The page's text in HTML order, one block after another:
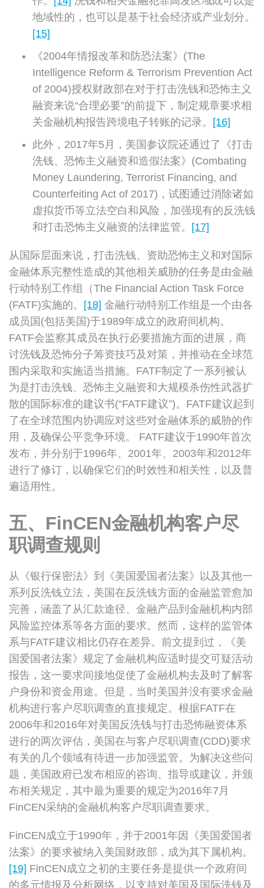
地域性的，也可以是基于社会经济或产业划分。
[15]
《2004年情报改革和防恐法案》(The
Intelligence Reform & Terrorism Prevention Act
of 2004)授权财政部在对于打击洗钱和恐怖主义
融资来说“合理必要”的前提下，制定规章要求相
关金融机构报告跨境电子转账的记录。 [16]
此外，2017年5月，美国参议院还通过了《打击
洗钱、恐怖主义融资和造假法案》(Combating
Money Laundering, Terrorist Financing, and
Counterfeiting Act of 2017)，试图通过消除诸如
虚拟货币等立法空白和风险，加强现有的反洗钱
和打击恐怖主义融资的法律监管。 [17]
从国际层面来说，打击洗钱、资助恐怖主义和对国际
金融体系完整性造成的其他相关威胁的任务是由金融
行动特别工作组（The Financial Action Task Force
(FATF)实施的。 [18] 金融行动特别工作组是一个由各
成员国(包括美国)于1989年成立的政府间机构。
FATF会监察其成员在执行必要措施方面的进展，商
讨洗钱及恐怖分子筹资技巧及对策，并推动在全球范
围内采取和实施适当措施。FATF制定了一系列被认
为是打击洗钱、恐怖主义融资和大规模杀伤性武器扩
散的国际标准的建议书(“FATF建议”)。FATF建议起到
了在全球范围内协调应对这些对金融体系的威胁的作
用，及确保公平竞争环境。 FATF建议于1990年首次
发布，并分别于1996年、2001年、2003年和2012年
进行了修订，以确保它们的时效性和相关性，以及普
遍适用性。
五、FinCEN金融机构客户尽
职调查规则
从《银行保密法》到《美国爱国者法案》以及其他一
系列反洗钱立法，美国在反洗钱方面的金融监管愈加
完善，涵盖了从汇款途径、金融产品到金融机构内部
风险监控体系等各方面的要求。然而，这样的监管体
系与FATF建议相比仍存在差异。前文提到过，《美
国爱国者法案》规定了金融机构应适时提交可疑活动
报告，这一要求间接地促使了金融机构去及时了解客
户身份和资金用途。但是，当时美国并没有要求金融
机构进行客户尽职调查的直接规定。根据FATF在
2006年和2016年对美国反洗钱与打击恐怖融资体系
进行的两次评估，美国在与客户尽职调查(CDD)要求
有关的几个领域有待进一步加强监管。为解决这些问
题，美国政府已发布相应的咨询、指导或建议，并颁
布相关规定，其中最为重要的规定为2016年7月
FinCEN采纳的金融机构客户尽职调查要求。
FinCEN成立于1990年，并于2001年因《美国爱国者
法案》的要求被纳入美国财政部，成为其下属机构。
[19] FinCEN成立之初的主要任务是提供一个政府间
的多元情报及分析网络，以支持对美国及国际洗钱及